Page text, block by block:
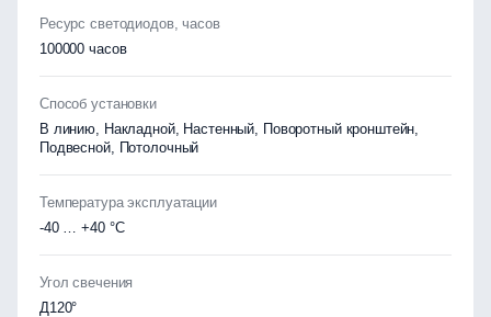
Ресурс светодиодов, часов
100000 часов
Способ установки
В линию, Накладной, Настенный, Поворотный кронштейн,
Подвесной, Потолочный
Температура эксплуатации
-40 … +40 °C
Угол свечения
Д120°